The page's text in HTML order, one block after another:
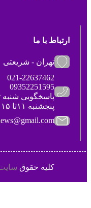
ارتباط با ما
تهران - شریعتی
021-22637462
09352251595
پاسخگویی شنبه تا
پنجشنبه ۱۱تا ۱۵
کلیه حقوقسایت